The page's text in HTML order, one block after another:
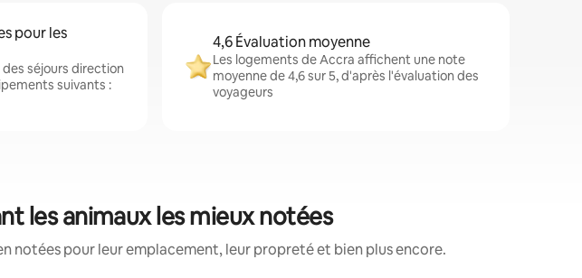
pour les
séjours direction
suivants :
4,6 Évaluation moyenne
Les logements de Accra affichent une note
moyenne de 4,6 sur 5, d'après l'évaluation des
voyageurs
les animaux les mieux notées
notées pour leur emplacement, leur propreté et bien plus encore.